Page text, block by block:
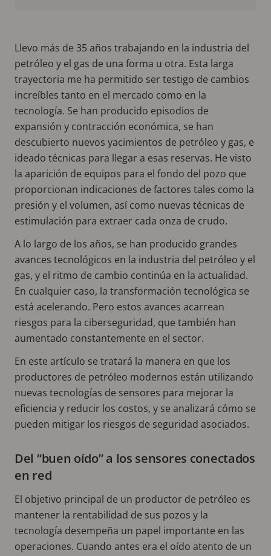
Llevo más de 35 años trabajando en la industria del
petróleo y el gas de una forma u otra. Esta larga
trayectoria me ha permitido ser testigo de cambios
increíbles tanto en el mercado como en la
tecnología. Se han producido episodios de
expansión y contracción económica, se han
descubierto nuevos yacimientos de petróleo y gas, e
ideado técnicas para llegar a esas reservas. He visto
la aparición de equipos para el fondo del pozo que
proporcionan indicaciones de factores tales como la
presión y el volumen, así como nuevas técnicas de
estimulación para extraer cada onza de crudo.
A lo largo de los años, se han producido grandes
avances tecnológicos en la industria del petróleo y el
gas, y el ritmo de cambio continúa en la actualidad.
En cualquier caso, la transformación tecnológica se
está acelerando. Pero estos avances acarrean
riesgos para la ciberseguridad, que también han
aumentado constantemente en el sector.
En este artículo se tratará la manera en que los
productores de petróleo modernos están utilizando
nuevas tecnologías de sensores para mejorar la
eficiencia y reducir los costos, y se analizará cómo se
pueden mitigar los riesgos de seguridad asociados.
Del “buen oído” a los sensores conectados
en red
El objetivo principal de un productor de petróleo es
mantener la rentabilidad de sus pozos y la
tecnología desempeña un papel importante en las
operaciones. Cuando antes era el oído atento de un